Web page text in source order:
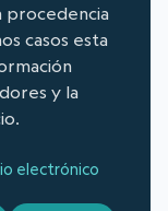
procedencia
casos esta
y la
electrónico